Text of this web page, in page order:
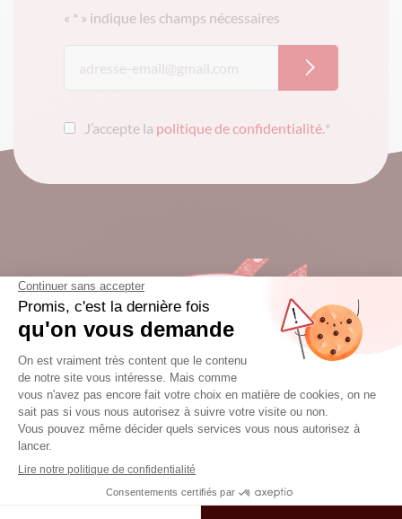
« * » indique les champs nécessaires
J’accepte la politique de confidentialité.*
Nougat Chabert & Guillot
ZAC Les Portes de Provence
4 rue Emile Monier – BP 64